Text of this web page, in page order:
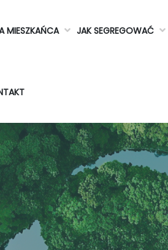
MIESZKAŃCA JAK SEGREGOWAĆ